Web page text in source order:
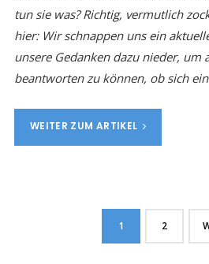
tun sie was? Richtig, vermutlich
hier: Wir schnappen uns ein
unsere Gedanken dazu nieder, um
beantworten zu können, ob sich
WEITER ZUM ARTIKEL
1 2